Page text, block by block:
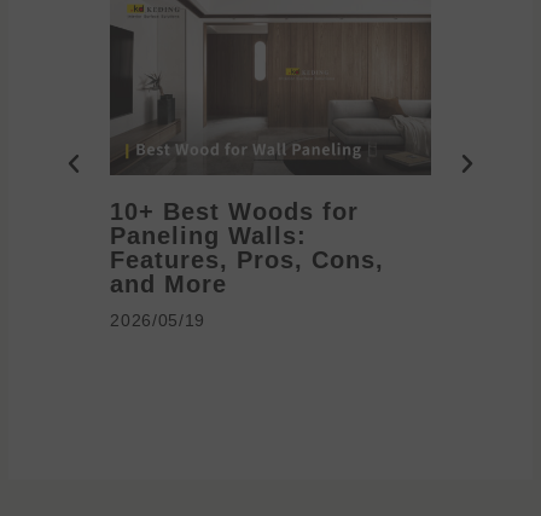
10+ Best Woods for
Paneling Walls:
Features, Pros, Cons,
and More
2026/05/19